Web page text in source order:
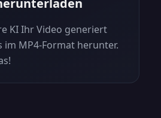
KI Ihr Video generiert
im MP4-Format herunter.